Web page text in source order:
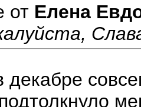
от Елена
декабре